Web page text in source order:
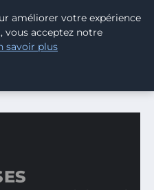
BLOG
LEUR PARCOURS VERS LA…
améliorer votre expérience
vous acceptez notre
savoir plus